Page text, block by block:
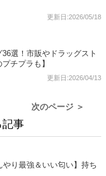
更新日:2026/05/18
選！市販やドラッグスト
チプラも】
更新日:2026/04/13
次のページ ＞
記事
り最強＆いい匂い】持ち